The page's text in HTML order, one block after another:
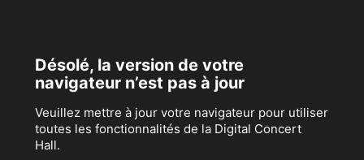
Désolé, la version de votre
navigateur n’est pas à jour
Veuillez mettre à jour votre navigateur pour utiliser
toutes les fonctionnalités de la Digital Concert
Hall.